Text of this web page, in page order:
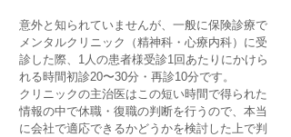
意外と知られていませんが、一般に保険診療で
メンタルクリニック（精神科・心療内科）に受
診した際、1人の患者様受診1回あたりにかけら
れる時間初診20〜30分・再診10分です。
クリニックの主治医はこの短い時間で得られた
情報の中で休職・復職の判断を行うので、本当
に会社で適応できるかどうかを検討した上で判